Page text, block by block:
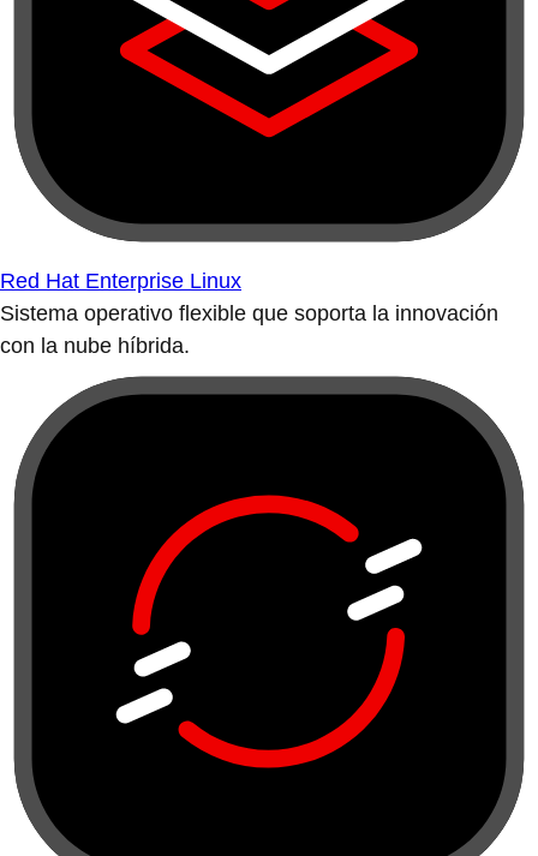
Red Hat Enterprise Linux
Sistema operativo flexible que soporta la innovación
con la nube híbrida.